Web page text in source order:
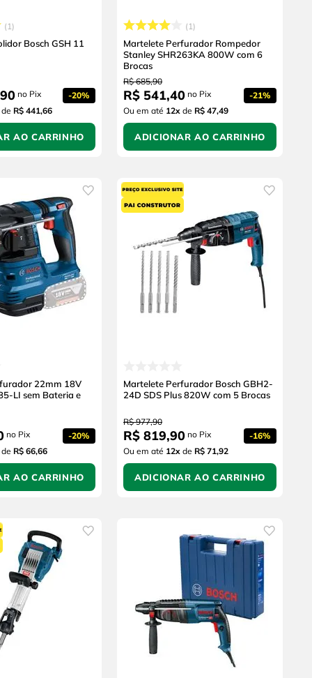
1
Bosch GSH 11
90 no Pix -20%
de R$ 441,66
AO CARRINHO
1
Martelete Perfurador Rompedor
Stanley SHR263KA 800W com 6
Brocas
R$ 685,90
R$ 541,40 no Pix -21%
Ou em até 12x de R$ 47,49
ADICIONAR AO CARRINHO
22mm 18V
LI sem Bateria e
no Pix -20%
de R$ 66,66
AO CARRINHO
Martelete Perfurador Bosch GBH2-
24D SDS Plus 820W com 5 Brocas
R$ 977,90
R$ 819,90 no Pix -16%
Ou em até 12x de R$ 71,92
ADICIONAR AO CARRINHO